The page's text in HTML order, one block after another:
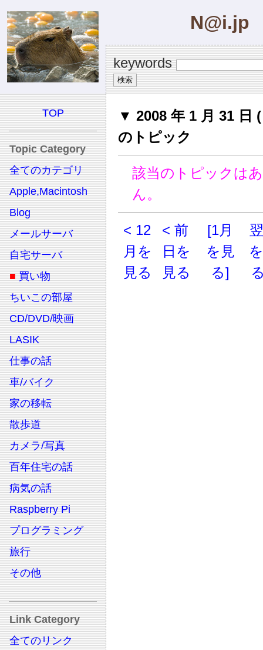
N@i.jp
keywords
TOP
Topic Category
全てのカテゴリ
Apple,Macintosh
Blog
メールサーバ
自宅サーバ
■ 買い物
ちいこの部屋
CD/DVD/映画
LASIK
仕事の話
車/バイク
家の移転
散歩道
カメラ/写真
百年住宅の話
病気の話
Raspberry Pi
プログラミング
旅行
その他
Link Category
全てのリンク
▼ 2008 年 1 月 31 日
のトピック
該当のトピックは
ん。
< 12
月を
見る
< 前
日を
見る
[1月
を見
る]